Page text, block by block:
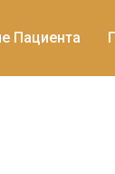
Пациента